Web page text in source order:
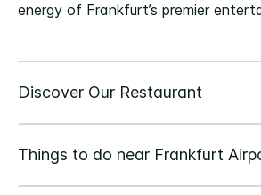
energy of Frankfurt’s premier